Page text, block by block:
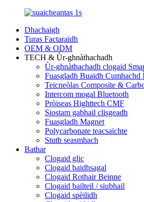
Dhachaigh
Turas Factaraidh
OEM & ODM
TECH & Ùr-ghnàthachadh
Ùr-ghnàthachadh clogaid
Fuasgladh Buaidh Cumhachd
Teicneòlas Composite &
Intercom mogal Bluetooth
Pròiseas Highttech CMF
Siostam gabhail clisgeadh
Fuasgladh Magnet
Polycarbonate teacsaichte
Stuth seasmhach
Bathar
Clogaid glic
Clogaid baidhsagal
Clogaid Rothair Beinne
Clogaid bailteil / siubhail
Clogaid spèilidh